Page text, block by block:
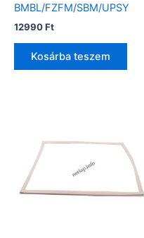
BMBL/FZFM/SBM/UPSY
12990Ft
Kosárba teszem